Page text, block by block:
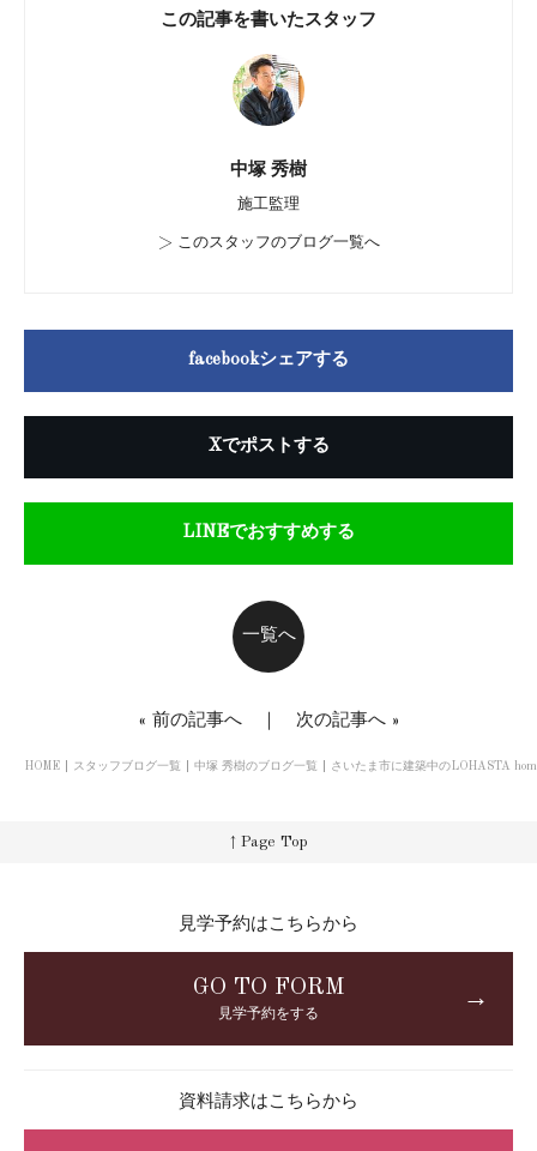
この記事を書いたスタッフ
中塚 秀樹
施工監理
> このスタッフのブログ一覧へ
facebookシェアする
Xでポストする
LINEでおすすめする
一覧へ
« 前の記事へ｜ 次の記事へ»
HOME スタッフブログ一覧 中塚 秀樹のブログ一覧 さいたま市に建築中のLOHASTA
↑ Page Top
見学予約はこちらから
GO TO FORM
見学予約をする
→
資料請求はこちらから